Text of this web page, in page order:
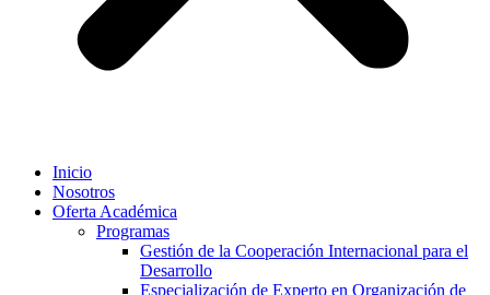
Inicio
Nosotros
Oferta Académica
Programas
Gestión de la Cooperación Internacional para el
Desarrollo
Especialización de Experto en Organización de